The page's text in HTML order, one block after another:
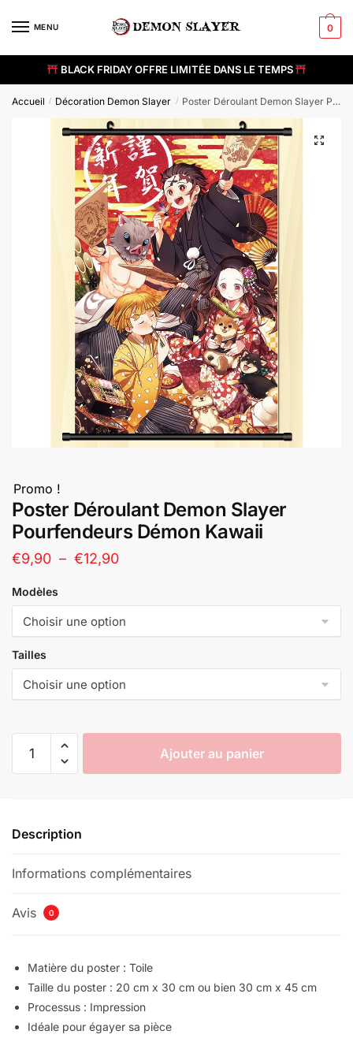
MENU 0
BLACK FRIDAY OFFRE LIMITÉE DANS LE TEMPS
Accueil / Décoration Demon Slayer / Poster Déroulant Demon Slayer Pourfendeurs Démon Kawaii
Promo !
Poster Déroulant Demon Slayer
Pourfendeurs Démon Kawaii
€9,90 – €12,90Plage
prix :
€9,90
€12,90
Modèles
Tailles
Slayer
Démon
Ajouter au panier
Description
Informations complémentaires
Avis 0
Matière du poster : Toile
Taille du poster : 20 cm x 30 cm ou bien 30 cm x 45 cm
Processus : Impression
Idéale pour égayer sa pièce